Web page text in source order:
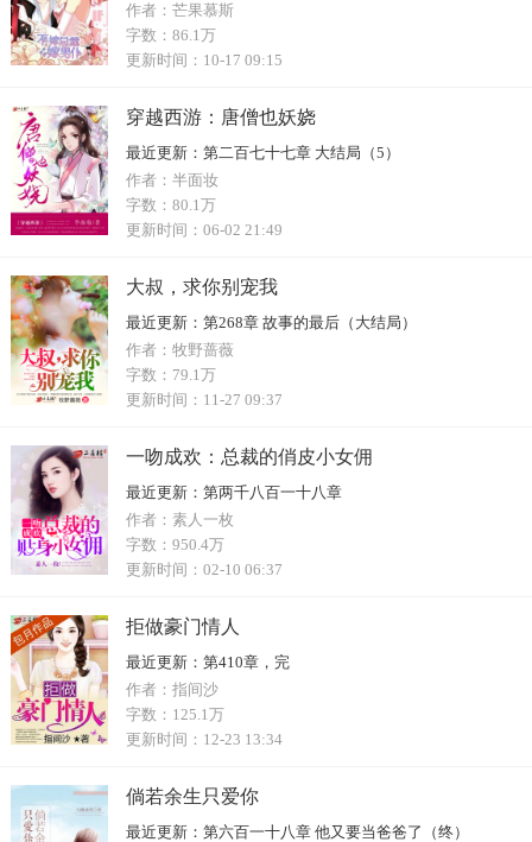
作者： 芒果慕斯
字数： 86.1万
更新时间： 10-17 09:15
穿越西游：唐僧也妖娆
最近更新： 第二百七十七章 大结局（5）
作者： 半面妆
字数： 80.1万
更新时间： 06-02 21:49
大叔，求你别宠我
最近更新： 第268章 故事的最后（大结局）
作者： 牧野蔷薇
字数： 79.1万
更新时间： 11-27 09:37
一吻成欢：总裁的俏皮小女佣
最近更新： 第两千八百一十八章
作者： 素人一枚
字数： 950.4万
更新时间： 02-10 06:37
拒做豪门情人
最近更新： 第410章，完
作者： 指间沙
字数： 125.1万
更新时间： 12-23 13:34
倘若余生只爱你
最近更新： 第六百一十八章 他又要当爸爸了（终）